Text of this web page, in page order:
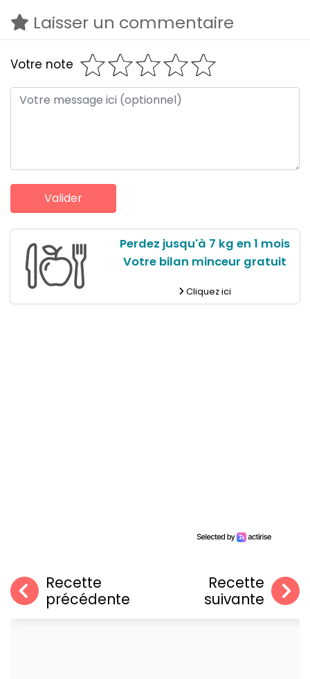
Laisser un commentaire
Votre note
Perdez jusqu'à 7 kg en 1 mois
Votre bilan minceur gratuit
Cliquez ici
Recette
précédente
Recette
suivante